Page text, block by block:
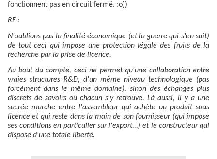
fonctionnent pas en circuit fermé. :o))
RF :
N'oublions pas la finalité économique (et la guerre qui s'en suit)
de tout ceci qui impose une protection légale des fruits de la
recherche par la prise de licence.
Au bout du compte, ceci ne permet qu'une collaboration entre
vraies structures R&D, d'un même niveau technologique (pas
forcément dans le même domaine), sinon des échanges plus
discrets de savoirs où chacun s'y retrouve. Là aussi, il y a une
sacrée marche entre l'assembleur qui achète ou produit sous
licence et qui reste dans la main de son fournisseur (qui impose
ses conditions en particulier sur l'export...) et le constructeur qui
dispose d'une totale liberté.